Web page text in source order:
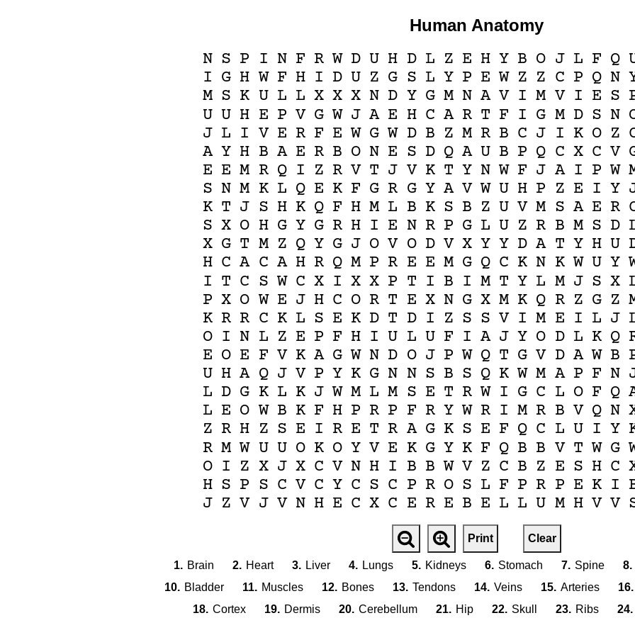
Human Anatomy
N S P I N F R W D U H D L Z E H Y B O J L F Q
I G H W F H I D U Z G S L Y P E W Z Z C P Q N
M S K U L L X X X N D Y G M N A V I M V I E S
U U H E P V G W J A E H C A R T F I G M D S N
J L I V E R F E W G W D B Z M R B C J I K O Z
A Y H B A E R B O N E S D Q A U B P Q C X C V
E E M R Q I Z R V T J V K T Y N W F J A I P W
S N M K L Q E K F G R G Y A V W U H P Z E I Y
K T J S H K Q F H M L B K S B Z U V M S A E R
S X O H G Y G R H I E N R P G L U Z R B M S D
X G T M Z Q Y G J O V O D V X Y Y D A T Y H U
H C A C A H R Q M P R E E M G Q C K N K W U Y
I T C S W C X I X X P T I B I M T Y L M J S X
P X O W E J H C O R T E X N G X M K Q R Z G Z
K R R C K L S E K D T D I Z S S V I M E I L J
O I N L Z E P F H I U L U F I A J Y O D L K Q
E O E F V K A G W N D O J P W Q T G V D A W B
U H A Q J V P Y K G N N S B S Q K W M A P F N
L D G K L K J W M L M S E T R W I G C L O F Q
L E O W B K F H P R P F R Y W R I M R B V Q N
Z R H Z S E I R E T R A G K S E F Q C L U I Y
R M W U U O K O Y V E K G Y K F Q B B V T W G
O I Z X J X C V N H I B B W V Z C B Z E S H C
H S P S C V C Y C S C P R O S L F P R P E K I
J Z V J V N H E C X C E R E B E L L U M H V V
Print Clear
1. Brain 2. Heart 3. Liver 4. Lungs 5. Kidneys 6. Stomach 7. Spine
8.
10. Bladder 11. Muscles 12. Bones 13. Tendons 14. Veins 15. Arteries
16.
18. Cortex 19. Dermis 20. Cerebellum 21. Hip 22. Skull 23. Ribs 24.